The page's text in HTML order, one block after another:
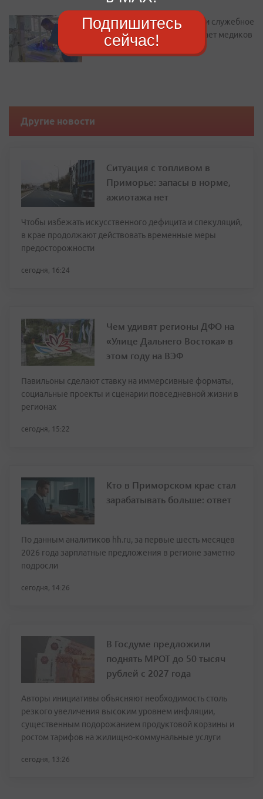
Подъемные до 2 миллионов и служебное
жилье: как Находка привлекает медиков
Другие новости
Ситуация с топливом в
Приморье: запасы в норме,
ажиотажа нет
Чтобы избежать искусственного дефицита и спекуляций,
в крае продолжают действовать временные меры
предосторожности
сегодня, 16:24
Чем удивят регионы ДФО на
«Улице Дальнего Востока» в
этом году на ВЭФ
Павильоны сделают ставку на иммерсивные форматы,
социальные проекты и сценарии повседневной жизни в
регионах
сегодня, 15:22
Кто в Приморском крае стал
зарабатывать больше: ответ
По данным аналитиков hh.ru, за первые шесть месяцев
2026 года зарплатные предложения в регионе заметно
подросли
сегодня, 14:26
В Госдуме предложили
поднять МРОТ до 50 тысяч
рублей с 2027 года
Авторы инициативы объясняют необходимость столь
резкого увеличения высоким уровнем инфляции,
существенным подорожанием продуктовой корзины и
ростом тарифов на жилищно-коммунальные услуги
сегодня, 13:26
Подпишитесь
сейчас!